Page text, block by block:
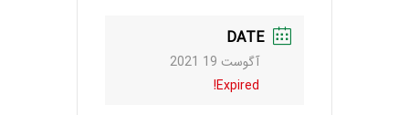
DATE
آگوست 19 2021
Expired!